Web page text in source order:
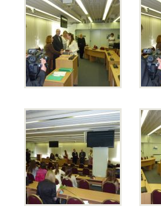
Ekonomické lyceum – EL
Obchodní akademie – OA
O nás
Učební plány a ŠVP
Pro
studenty